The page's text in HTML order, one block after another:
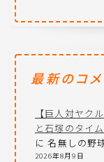
最新のコメ
【巨人対ヤク
と石塚のタイ
に名無しの野
2026年8月9日